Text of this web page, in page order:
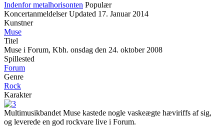
Indenfor metalhorisonten Populær
Koncertanmeldelser Updated 17. Januar 2014
Kunstner
Muse
Titel
Muse i Forum, Kbh. onsdag den 24. oktober 2008
Spillested
Forum
Genre
Rock
Karakter
Multimusikbandet Muse kastede nogle vaskeægte hæviriffs af sig,
og leverede en god rockvare live i Forum.